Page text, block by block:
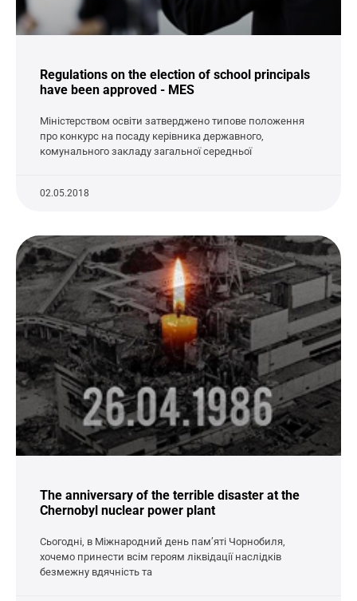
Regulations on the election of school principals
have been approved - MES
Міністерством освіти затверджено типове положення
про конкурс на посаду керівника державного,
комунального закладу загальної середньої
02.05.2018
The anniversary of the terrible disaster at the
Chernobyl nuclear power plant
Сьогодні, в Міжнародний день пам’яті Чорнобиля,
хочемо принести всім героям ліквідації наслідків
безмежну вдячність та